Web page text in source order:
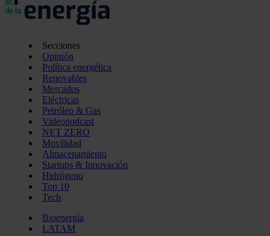
Secciones
Opinión
Política energética
Renovables
Mercados
Eléctricas
Petróleo & Gas
Videopodcast
NET ZERO
Movilidad
Almacenamiento
Startups & Innovación
Hidrógeno
Top 10
Tech
Bioenergía
LATAM